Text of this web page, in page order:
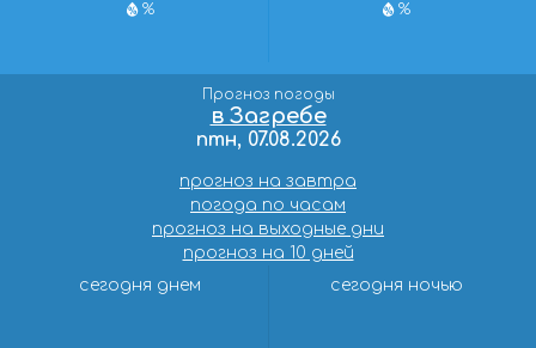
% %
Прогноз погоды
в Загребе
птн, 07.08.2026
прогноз на завтра
погода по часам
прогноз на выходные дни
прогноз на 10 дней
сегодня днем
сегодня ночью